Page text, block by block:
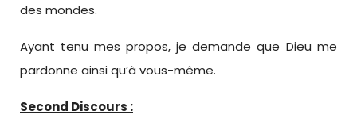
des mondes.
Ayant tenu mes propos, je demande que Dieu me
pardonne ainsi qu’à vous-même.
Second Discours :